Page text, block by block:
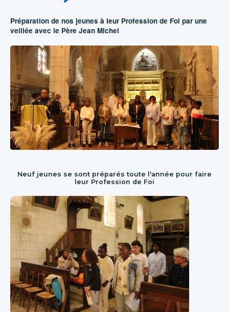
Préparation de nos jeunes à leur Profession de Foi par une
veillée avec le Père Jean Michel
Neuf jeunes se sont préparés toute l'année pour faire
leur Profession de Foi